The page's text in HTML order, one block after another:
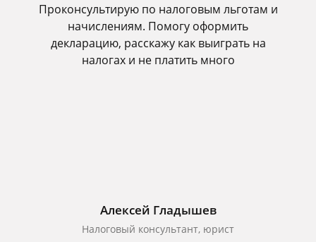
Проконсультирую по налоговым льготам и
начислениям. Помогу оформить
декларацию, расскажу как выиграть на
налогах и не платить много
Алексей Гладышев
Налоговый консультант, юрист